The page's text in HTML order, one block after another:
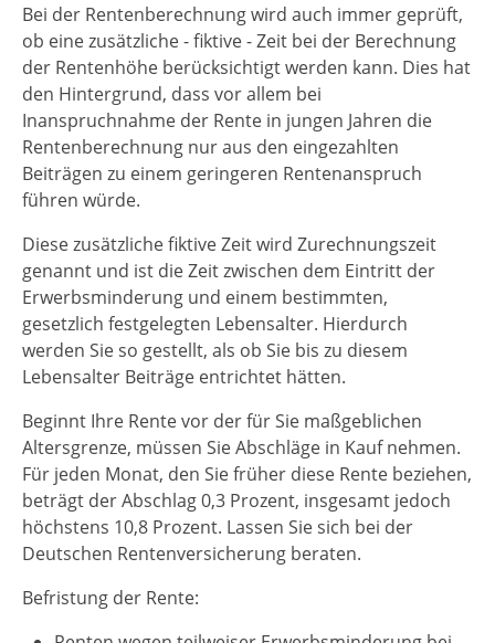
Bei der Rentenberechnung wird auch immer geprüft,
ob eine zusätzliche - fiktive - Zeit bei der Berechnung
der Rentenhöhe berücksichtigt werden kann. Dies hat
den Hintergrund, dass vor allem bei
Inanspruchnahme der Rente in jungen Jahren die
Rentenberechnung nur aus den eingezahlten
Beiträgen zu einem geringeren Rentenanspruch
führen würde.
Diese zusätzliche fiktive Zeit wird Zurechnungszeit
genannt und ist die Zeit zwischen dem Eintritt der
Erwerbsminderung und einem bestimmten,
gesetzlich festgelegten Lebensalter. Hierdurch
werden Sie so gestellt, als ob Sie bis zu diesem
Lebensalter Beiträge entrichtet hätten.
Beginnt Ihre Rente vor der für Sie maßgeblichen
Altersgrenze, müssen Sie Abschläge in Kauf nehmen.
Für jeden Monat, den Sie früher diese Rente beziehen,
beträgt der Abschlag 0,3 Prozent, insgesamt jedoch
höchstens 10,8 Prozent. Lassen Sie sich bei der
Deutschen Rentenversicherung beraten.
Befristung der Rente: